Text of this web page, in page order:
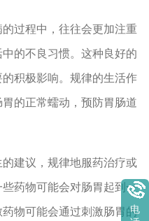
过程中，往往会更加注重
的不良习惯。这种良好的
积极影响。规律的生活作
的正常蠕动，预防胃肠道
建议，规律地服药治疗或
药物可能会对肠胃起到一
物可能会通过刺激肠胃的
电